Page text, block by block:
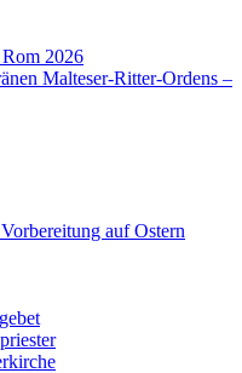
2026
Malteser-Ritter-Ordens –
auf Ostern